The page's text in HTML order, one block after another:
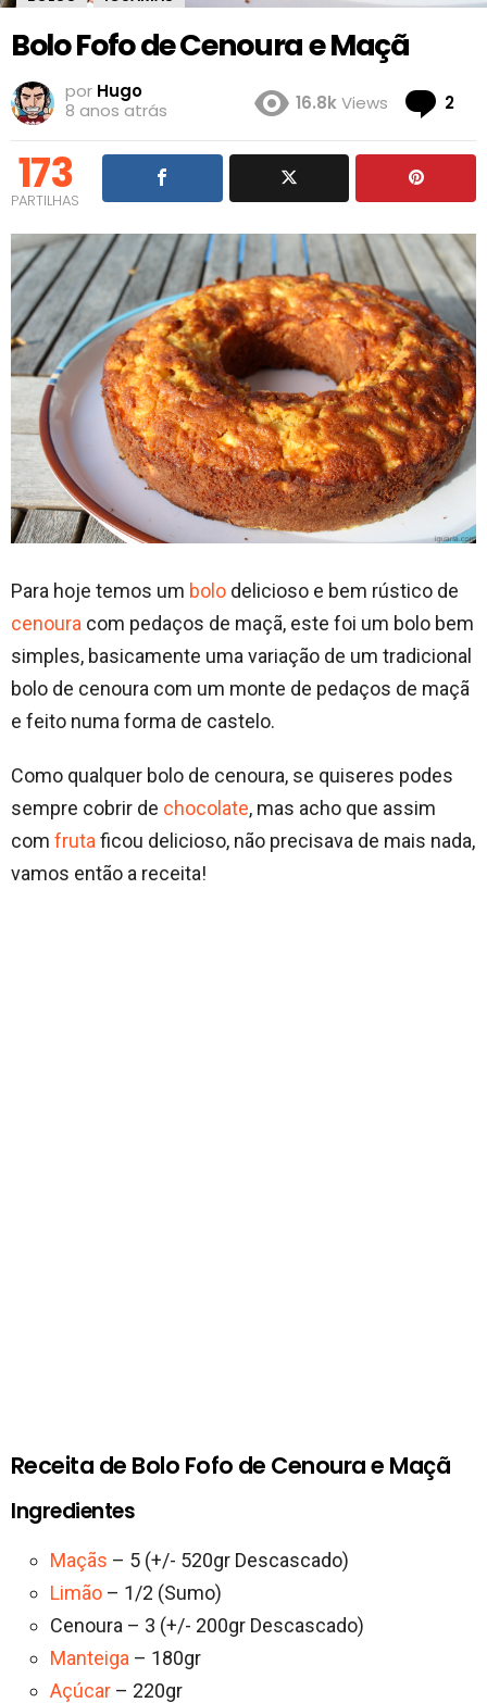
Bolo Fofo de Cenoura e Maçã
por Hugo
8 anos atrás
16.8kViews 2
173
PARTILHAS
Para hoje temos um bolo delicioso e bem rústico de
cenoura com pedaços de maçã, este foi um bolo bem
simples, basicamente uma variação de um tradicional
bolo de cenoura com um monte de pedaços de maçã
e feito numa forma de castelo.
Como qualquer bolo de cenoura, se quiseres podes
sempre cobrir de chocolate, mas acho que assim
com fruta ficou delicioso, não precisava de mais nada,
vamos então a receita!
Receita de Bolo Fofo de Cenoura e Maçã
Ingredientes
Maçãs – 5 (+/- 520gr Descascado)
Limão – 1/2 (Sumo)
Cenoura – 3 (+/- 200gr Descascado)
Manteiga – 180gr
Açúcar – 220gr